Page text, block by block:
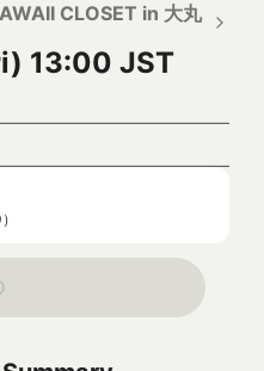
CLOSET in 大丸
13:00 JST